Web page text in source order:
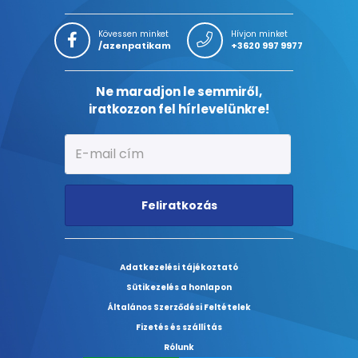
Kövessen minket
/azenpatikam
Hívjon minket
+3620 997 9977
Ne maradjon le semmiről,
iratkozzon fel hírlevelünkre!
Feliratkozás
Adatkezelési tájékoztató
Sütikezelés a honlapon
Általános Szerződési Feltételek
Fizetés és szállítás
Rólunk